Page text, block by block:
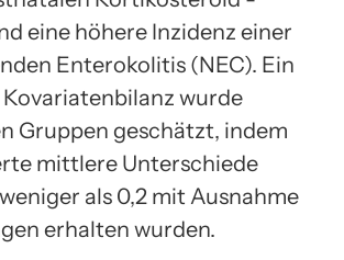
eine höhere Inzidenz einer
Enterokolitis (NEC). Ein
wurde
Gruppen geschätzt, indem
mittlere Unterschiede
als 0,2 mit Ausnahme
erhalten wurden.